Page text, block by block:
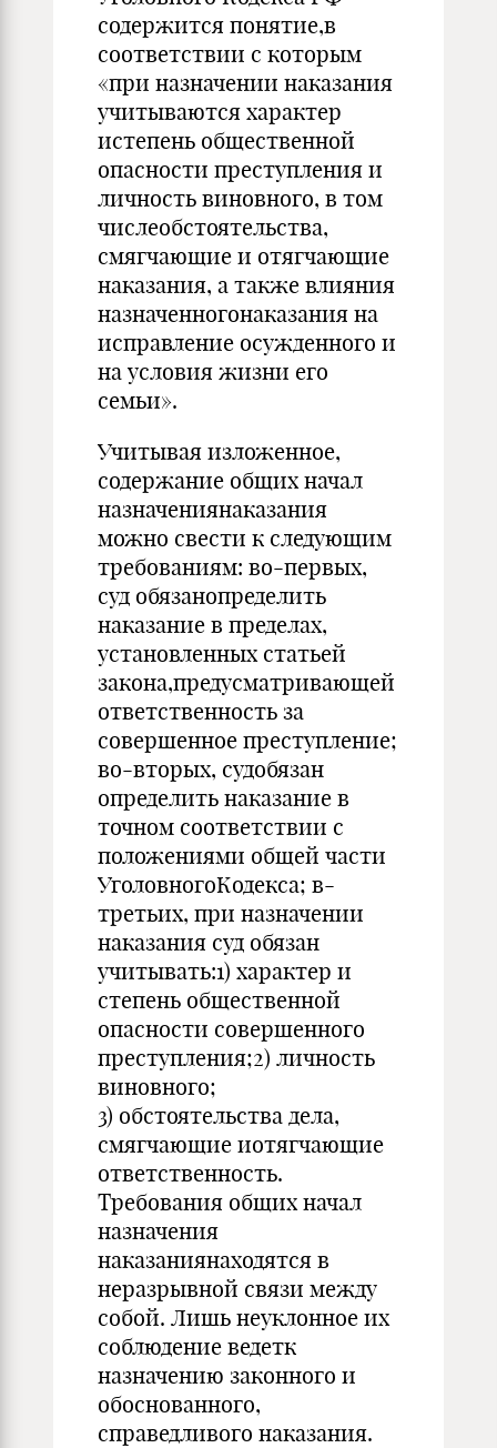
содержится понятие,в
соответствии с которым
«при назначении наказания
учитываются характер
истепень общественной
опасности преступления и
личность виновного, в том
числеобстоятельства,
смягчающие и отягчающие
наказания, а также влияния
назначенногонаказания на
исправление осужденного и
на условия жизни его
семьи».
Учитывая изложенное,
содержание общих начал
назначениянаказания
можно свести к следующим
требованиям: во-первых,
суд обязанопределить
наказание в пределах,
установленных статьей
закона,предусматривающей
ответственность за
совершенное преступление;
во-вторых, судобязан
определить наказание в
точном соответствии с
положениями общей части
УголовногоКодекса; в-
третьих, при назначении
наказания суд обязан
учитывать:1) характер и
степень общественной
опасности совершенного
преступления;2) личность
виновного;
3) обстоятельства дела,
смягчающие иотягчающие
ответственность.
Требования общих начал
назначения
наказаниянаходятся в
неразрывной связи между
собой. Лишь неуклонное их
соблюдение ведетк
назначению законного и
обоснованного,
справедливого наказания.